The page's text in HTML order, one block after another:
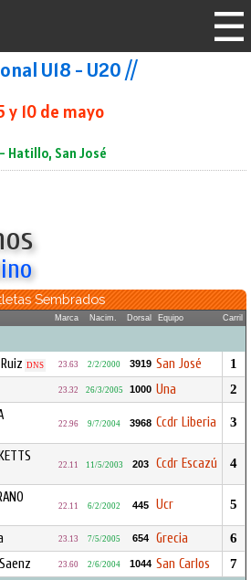
U18 - U20 //
y 10 de mayo
Hatillo, San José
Sembrados
Marca Nacim. Dorsal Equipo Carril
DNS 23.63 2/2/2000 3919 San José 1
23.32 26/3/2005 1000 Una 2
22.96 9/7/2004 3968 Ccdr Liberia 3
22.11 11/5/2003 203 Ccdr Escazú 4
22.11 6/2/2002 445 Ucr 5
23.13 7/5/2005 654 Grecia 6
23.60 2/6/2004 1044 San Carlos 7